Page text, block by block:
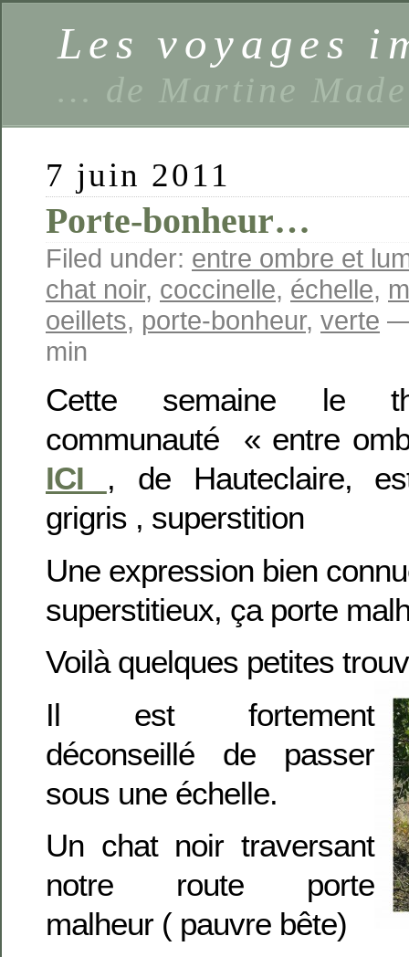
Les voyages
… de Martine
7 juin 2011
Porte-bonheur…
Filed under: entre ombre et
chat noir, coccinelle, échelle,
oeillets, porte-bonheur, verte —
min
Cette semaine le
communauté « entre
ICI
, de Hauteclaire,
grigris , superstition
Une expression bien
superstitieux, ça porte
Voilà quelques petites
Il est fortement
déconseillé de passer
sous une échelle.
Un chat noir traversant
notre route porte
malheur ( pauvre bête)